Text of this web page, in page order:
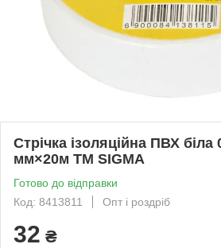
Стрічка ізоляційна ПВХ
мм×20м ТМ SIGMA
Готово до відправки
Код: 8413811
Опт і роздріб
32 ₴